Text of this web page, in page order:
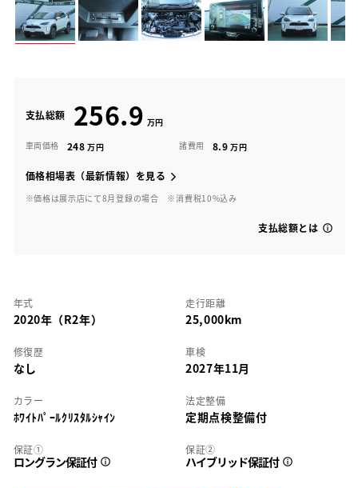
支払総額 256.9
車両価格 248 諸費用 8.9
価格相場表（最新情報）を見る
※価格は展示店にて8月登録の場合 ※消費税10%込み
支払総額とは
年式
2020年（R2年）
走行距離
25,000km
修復歴
なし
車検
2027年11月
カラー
ﾎﾜｲﾄﾊﾟｰﾙｸﾘｽﾀﾙｼｬｲﾝ
法定整備
定期点検整備付
保証①
ロングラン保証付
保証②
ハイブリッド保証付